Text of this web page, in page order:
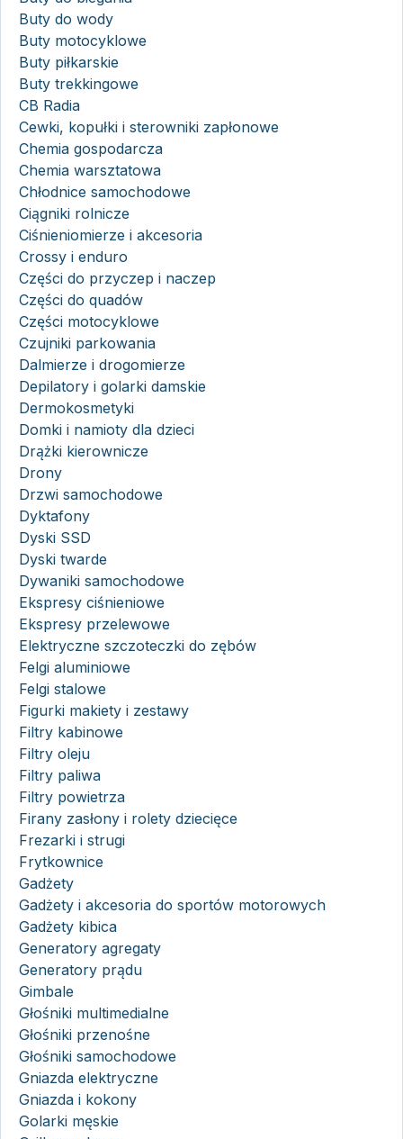
Buty do wody
Buty motocyklowe
Buty piłkarskie
Buty trekkingowe
CB Radia
Cewki, kopułki i sterowniki zapłonowe
Chemia gospodarcza
Chemia warsztatowa
Chłodnice samochodowe
Ciągniki rolnicze
Ciśnieniomierze i akcesoria
Crossy i enduro
Części do przyczep i naczep
Części do quadów
Części motocyklowe
Czujniki parkowania
Dalmierze i drogomierze
Depilatory i golarki damskie
Dermokosmetyki
Domki i namioty dla dzieci
Drążki kierownicze
Drony
Drzwi samochodowe
Dyktafony
Dyski SSD
Dyski twarde
Dywaniki samochodowe
Ekspresy ciśnieniowe
Ekspresy przelewowe
Elektryczne szczoteczki do zębów
Felgi aluminiowe
Felgi stalowe
Figurki makiety i zestawy
Filtry kabinowe
Filtry oleju
Filtry paliwa
Filtry powietrza
Firany zasłony i rolety dziecięce
Frezarki i strugi
Frytkownice
Gadżety
Gadżety i akcesoria do sportów motorowych
Gadżety kibica
Generatory agregaty
Generatory prądu
Gimbale
Głośniki multimedialne
Głośniki przenośne
Głośniki samochodowe
Gniazda elektryczne
Gniazda i kokony
Golarki męskie